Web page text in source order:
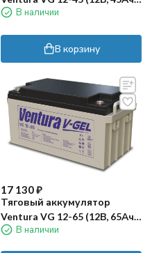
GEL)В наличии
В корзину
17 130₽
Тяговый аккумулятор
Ventura VG 12-65 (12В, 65Ач,
GEL)В наличии